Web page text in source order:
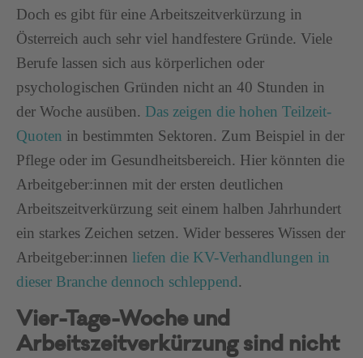
Doch es gibt für eine Arbeitszeitverkürzung in
Österreich auch sehr viel handfestere Gründe. Viele
Berufe lassen sich aus körperlichen oder
psychologischen Gründen nicht an 40 Stunden in
der Woche ausüben. Das zeigen die hohen Teilzeit-
Quoten in bestimmten Sektoren. Zum Beispiel in der
Pflege oder im Gesundheitsbereich. Hier könnten die
Arbeitgeber:innen mit der ersten deutlichen
Arbeitszeitverkürzung seit einem halben Jahrhundert
ein starkes Zeichen setzen. Wider besseres Wissen der
Arbeitgeber:innen liefen die KV-Verhandlungen in
dieser Branche dennoch schleppend.
Vier-Tage-Woche und
Arbeitszeitverkürzung sind nicht